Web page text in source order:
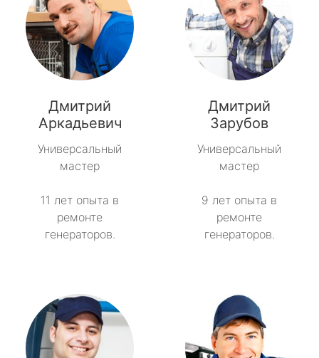
Дмитрий
Аркадьевич
Универсальный
мастер
11 лет опыта в
ремонте
генераторов.
Дмитрий
Зарубов
Универсальный
мастер
9 лет опыта в
ремонте
генераторов.